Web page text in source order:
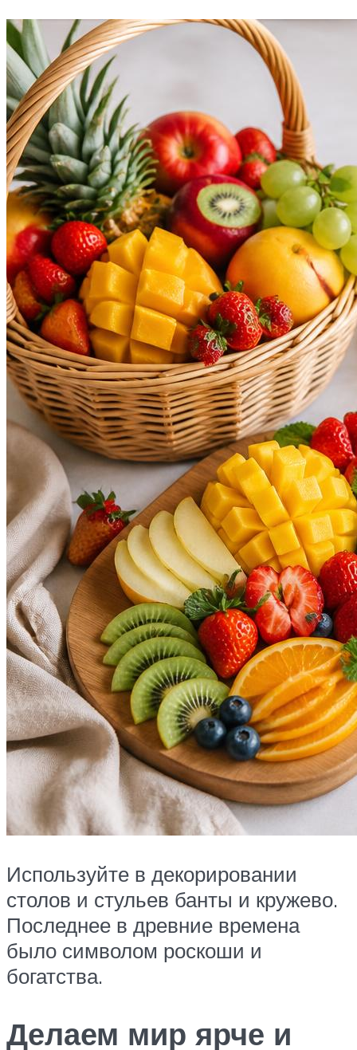
Используйте в декорировании
столов и стульев банты и кружево.
Последнее в древние времена
было символом роскоши и
богатства.
Делаем мир ярче и